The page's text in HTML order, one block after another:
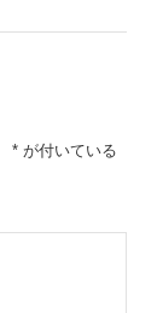
*が付いている